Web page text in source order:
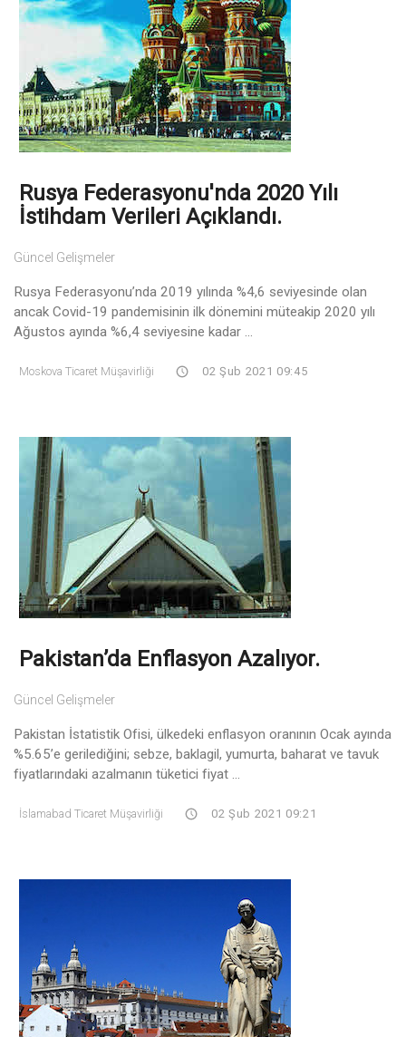
Rusya Federasyonu'nda 2020 Yılı
İstihdam Verileri Açıklandı.
Güncel Gelişmeler
Rusya Federasyonu’nda 2019 yılında %4,6 seviyesinde olan
ancak Covid-19 pandemisinin ilk dönemini müteakip 2020 yılı
Ağustos ayında %6,4 seviyesine kadar ...
Moskova Ticaret Müşavirliği 02 Şub 2021 09:45
Pakistan’da Enflasyon Azalıyor.
Güncel Gelişmeler
Pakistan İstatistik Ofisi, ülkedeki enflasyon oranının Ocak ayında
%5.65’e gerilediğini; sebze, baklagil, yumurta, baharat ve tavuk
fiyatlarındaki azalmanın tüketici fiyat ...
İslamabad Ticaret Müşavirliği 02 Şub 2021 09:21